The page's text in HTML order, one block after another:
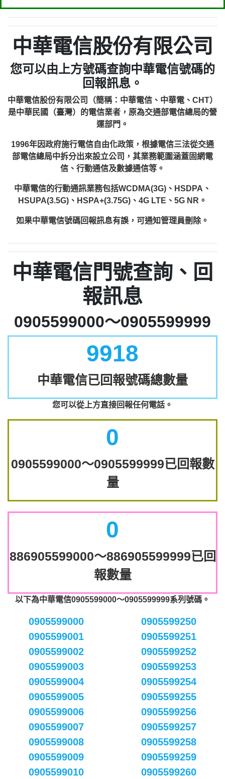
中華電信股份有限公司
您可以由上方號碼查詢中華電信號碼的
回報訊息。
中華電信股份有限公司（簡稱：中華電信、中華電、CHT）
是中華民國（臺灣）的電信業者，原為交通部電信總局的營
運部門。
1996年因政府施行電信自由化政策，根據電信三法從交通
部電信總局中拆分出來設立公司，其業務範圍涵蓋固網電
信、行動通信及數據通信等。
中華電信的行動通訊業務包括WCDMA(3G)、HSDPA、
HSUPA(3.5G)、HSPA+(3.75G)、4G LTE、5G NR。
如果中華電信號碼回報訊息有誤，可通知管理員刪除。
中華電信門號查詢、回
報訊息
0905599000～0905599999
9918
中華電信已回報號碼總數量
您可以從上方直接回報任何電話。
0
0905599000～0905599999已回報數
量
0
886905599000～886905599999已回
報數量
以下為中華電信0905599000～0905599999系列號碼。
0905599000
0905599001
0905599002
0905599003
0905599004
0905599005
0905599006
0905599007
0905599008
0905599009
0905599010
0905599250
0905599251
0905599252
0905599253
0905599254
0905599255
0905599256
0905599257
0905599258
0905599259
0905599260